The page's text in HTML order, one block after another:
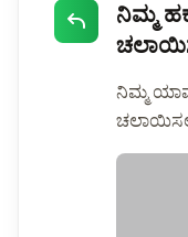
ನಿಮ್ಮ
ನಿಮ್ಮ